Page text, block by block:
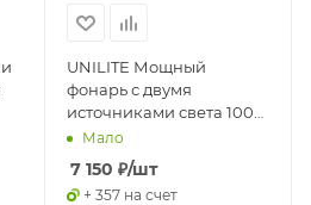
UNILITE Мощный
фонарь с двумя
источниками света 1000
Lm, 6500k, 8000mAh,
Мало
7 150 ₽/шт
+ 357 на счет